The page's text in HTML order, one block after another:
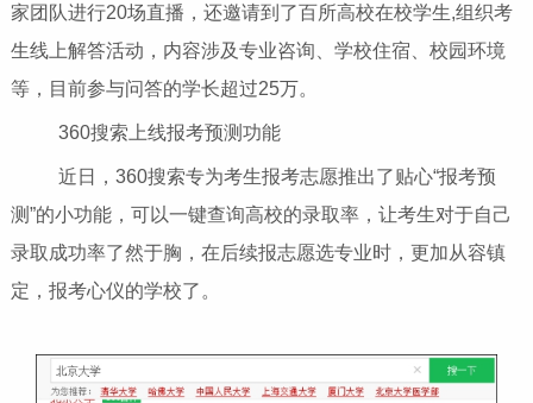
家团队进行20场直播，还邀请到了百所高校在校学生,组织考
生线上解答活动，内容涉及专业咨询、学校住宿、校园环境
等，目前参与问答的学长超过25万。
360搜索上线报考预测功能
近日，360搜索专为考生报考志愿推出了贴心“报考预
测”的小功能，可以一键查询高校的录取率，让考生对于自己
录取成功率了然于胸，在后续报志愿选专业时，更加从容镇
定，报考心仪的学校了。